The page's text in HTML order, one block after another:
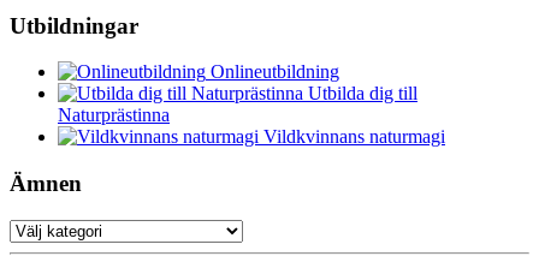
Utbildningar
Onlineutbildning
Utbilda dig till
Naturprästinna
Vildkvinnans naturmagi
Ämnen
Ämnen